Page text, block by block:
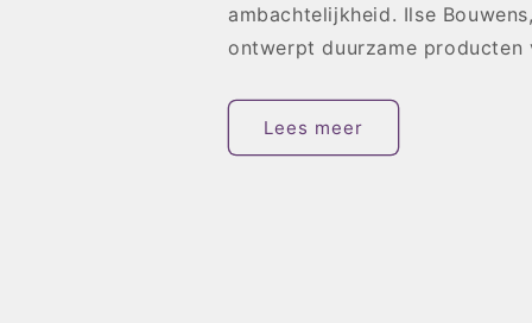
ambachtelijkheid. Ilse
ontwerpt duurzame producten
Lees meer